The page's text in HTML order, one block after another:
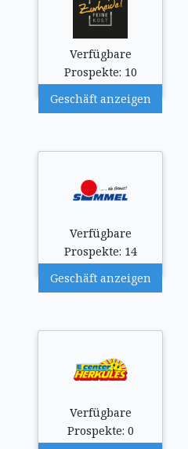
Verfügbare
Prospekte: 10
Geschäft anzeigen
Verfügbare
Prospekte: 14
Geschäft anzeigen
Verfügbare
Prospekte: 0